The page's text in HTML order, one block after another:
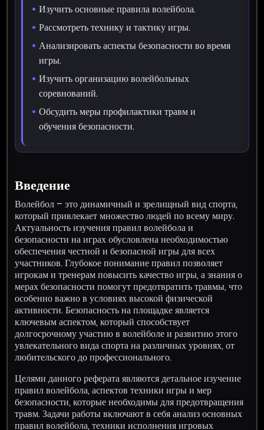
Изучить основные правила волейбола.
Рассмотреть технику и тактику игры.
Анализировать аспекты безопасности во время
игры.
Изучить организацию волейбольных
соревнований.
Обсудить меры профилактики травм и
обучения безопасности.
Введение
Волейбол – это динамичный и зрелищный вид спорта,
который привлекает множество людей по всему миру.
Актуальность изучения правил волейбола и
безопасности на играх обусловлена необходимостью
обеспечения честной и безопасной игры для всех
участников. Глубокое понимание правил позволяет
игрокам и тренерам повысить качество игры, а знания о
мерах безопасности помогут предотвратить травмы, что
особенно важно в условиях высокой физической
активности. Безопасность на площадке является
ключевым аспектом, который способствует
долгосрочному участию в волейболе и развитию этого
увлекательного вида спорта на различных уровнях, от
любительского до профессионального.
Целями данного реферата являются детальное изучение
правил волейбола, аспектов техники игры и мер
безопасности, которые необходимы для предотвращения
травм. Задачи работы включают в себя анализ основных
правил волейбола, техники исполнения игровых